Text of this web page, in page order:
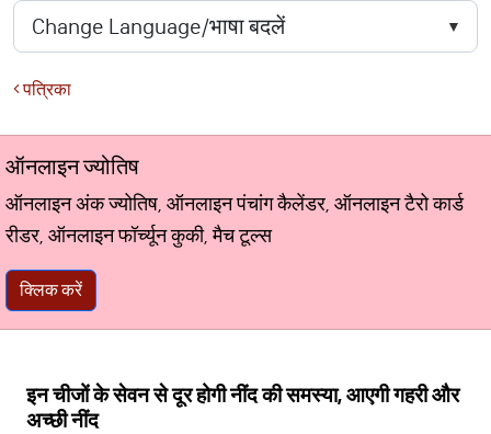
पत्रिका
ऑनलाइन ज्योतिष
ऑनलाइन अंक ज्योतिष, ऑनलाइन पंचांग कैलेंडर, ऑनलाइन टैरो कार्ड
रीडर, ऑनलाइन फॉर्च्यून कुकी, मैच टूल्स
क्लिक करें
इन चीजों के सेवन से दूर होगी नींद की समस्या, आएगी गहरी और
अच्छी नींद